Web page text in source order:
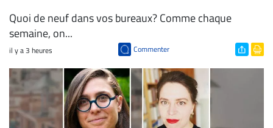
Quoi de neuf dans vos bureaux? Comme chaque
semaine, on...
il y a 3 heures Commenter